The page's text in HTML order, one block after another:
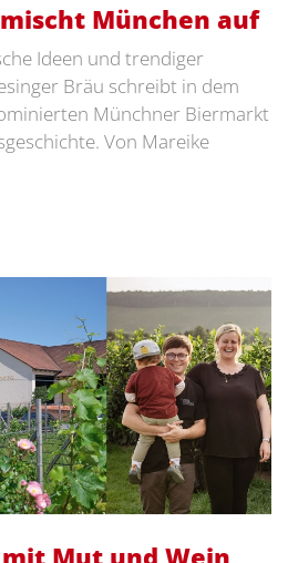
München auf
Ideen und trendiger
Bräu schreibt in dem
Münchner Biermarkt
Von Mareike